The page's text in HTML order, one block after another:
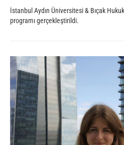
İstanbul Aydın Üniversitesi & Bıçak
programı gerçekleştirildi.